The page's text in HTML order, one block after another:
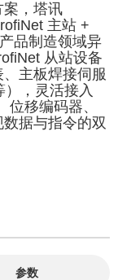
案，塔讯
主站 +
品制造领域异
从站设备
、主板焊接伺服
，灵活接入
移编码器、
据与指令的双
参数